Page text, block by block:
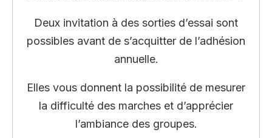
Deux invitation à des sorties d’essai sont
possibles avant de s’acquitter de l’adhésion
annuelle.
Elles vous donnent la possibilité de mesurer
la difficulté des marches et d’apprécier
l’ambiance des groupes.